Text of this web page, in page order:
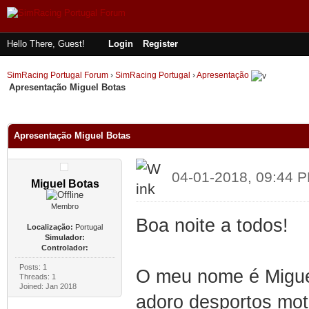
Hello There, Guest! Login Register
SimRacing Portugal Forum › SimRacing Portugal ›Apresentação
Apresentação Miguel Botas
Apresentação Miguel Botas
Miguel Botas
Membro
Localização: Portugal
Simulador:
Controlador:
Posts: 1
Threads: 1
Joined: Jan 2018
04-01-2018, 09:44
Boa noite a todos!
O meu nome é
adoro desportos